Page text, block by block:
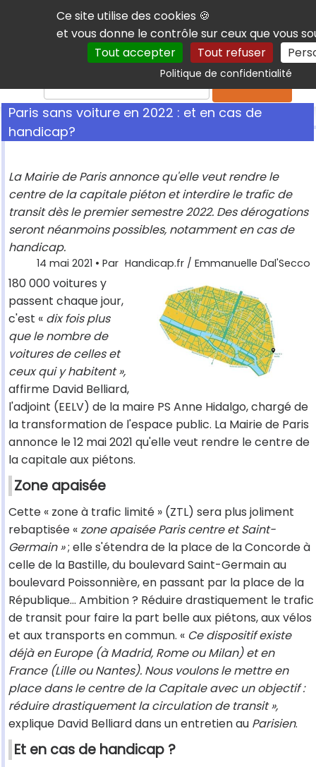
Panneau de gestion des cookies
Ce site utilise des cookies 🍪
et vous donne le contrôle sur ceux que vous
Tout accepter
Tout refuser
Politique de confidentialité
Paris sans voiture en 2022 : et en cas de
handicap?
La Mairie de Paris annonce qu'elle veut rendre le
centre de la capitale piéton et interdire le trafic de
transit dès le premier semestre 2022. Des dérogations
seront néanmoins possibles, notamment en cas de
handicap.
14 mai 2021 • Par Handicap.fr / Emmanuelle Dal'Secco
180 000 voitures y
passent chaque jour,
c'est « dix fois plus
que le nombre de
voitures de celles et
ceux qui y habitent »,
affirme David Belliard,
l'adjoint (EELV) de la maire PS Anne Hidalgo, chargé de
la transformation de l'espace public. La Mairie de Paris
annonce le 12 mai 2021 qu'elle veut rendre le centre de
la capitale aux piétons.
Zone apaisée
Cette « zone à trafic limité » (ZTL) sera plus joliment
rebaptisée «zone apaisée Paris centre et Saint-
Germain »; elle s'étendra de la place de la Concorde à
celle de la Bastille, du boulevard Saint-Germain au
boulevard Poissonnière, en passant par la place de la
République… Ambition ? Réduire drastiquement le trafic
de transit pour faire la part belle aux piétons, aux vélos
et aux transports en commun. « Ce dispositif existe
déjà en Europe (à Madrid, Rome ou Milan) et en
France (Lille ou Nantes). Nous voulons le mettre en
place dans le centre de la Capitale avec un objectif :
réduire drastiquement la circulation de transit »,
explique David Belliard dans un entretien au Parisien.
Et en cas de handicap ?